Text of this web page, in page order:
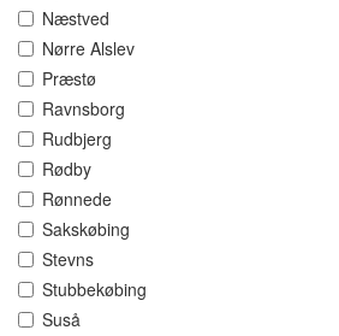
Næstved
Nørre Alslev
Præstø
Ravnsborg
Rudbjerg
Rødby
Rønnede
Sakskøbing
Stevns
Stubbekøbing
Suså